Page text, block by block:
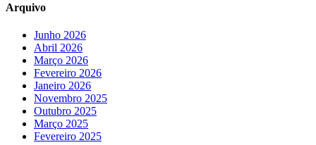
Arquivo
Junho 2026
Abril 2026
Março 2026
Fevereiro 2026
Janeiro 2026
Novembro 2025
Outubro 2025
Março 2025
Fevereiro 2025